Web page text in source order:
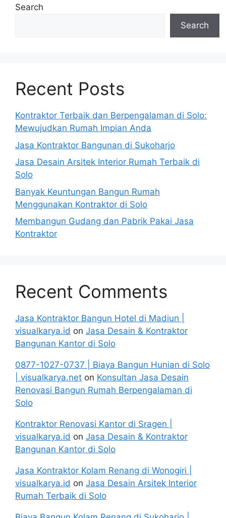
Search
Search
Recent Posts
Kontraktor Terbaik dan Berpengalaman di Solo:
Mewujudkan Rumah Impian Anda
Jasa Kontraktor Bangunan di Sukoharjo
Jasa Desain Arsitek Interior Rumah Terbaik di
Solo
Banyak Keuntungan Bangun Rumah
Menggunakan Kontraktor di Solo
Membangun Gudang dan Pabrik Pakai Jasa
Kontraktor
Recent Comments
Jasa Kontraktor Bangun Hotel di Madiun |
visualkarya.id on Jasa Desain & Kontraktor
Bangunan Kantor di Solo
0877-1027-0737 | Biaya Bangun Hunian di Solo
| visualkarya.net on Konsultan Jasa Desain
Renovasi Bangun Rumah Berpengalaman di
Solo
Kontraktor Renovasi Kantor di Sragen |
visualkarya.id on Jasa Desain & Kontraktor
Bangunan Kantor di Solo
Jasa Kontraktor Kolam Renang di Wonogiri |
visualkarya.id on Jasa Desain Arsitek Interior
Rumah Terbaik di Solo